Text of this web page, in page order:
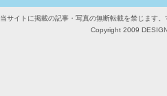
当サイトに掲載の記事・写真の無断転載を禁じます
Copyright 2009